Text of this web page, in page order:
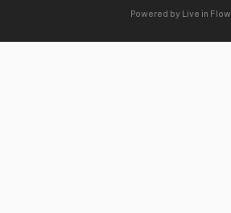
Powered by Live in Flow